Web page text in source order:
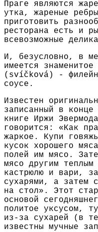
Праге являются
утка, жареные
приготовить
ресторана есть и
всевозможные
И, безусловно, в
имеется
(svíčková) -
соусе.
Известен
записанный в
книге Иржи
говорится: «Как
жаркое. Купи
кусок хорошего
полей им мясо.
мясо другим
кастрюлю и вари,
сухарями, а затем
на стол». Этот
основой
политое уксусом,
из-за сухарей (в
известны мучные